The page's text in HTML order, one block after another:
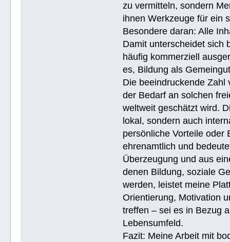
zu vermitteln, sondern
ihnen Werkzeuge für ein
Besondere daran: Alle
Damit unterscheidet sich
häufig kommerziell
es, Bildung als
Die beeindruckende Zahl
der Bedarf an solchen
weltweit geschätzt wird.
lokal, sondern auch
persönliche Vorteile oder
ehrenamtlich und
Überzeugung und aus
denen Bildung, soziale
werden, leistet meine
Orientierung, Motivation
treffen – sei es in Bezug
Lebensumfeld.
Fazit: Meine Arbeit mit